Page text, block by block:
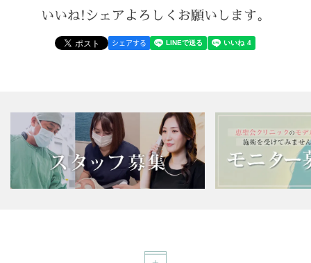
いいね!シェアよろしくお願いします。
シェアする